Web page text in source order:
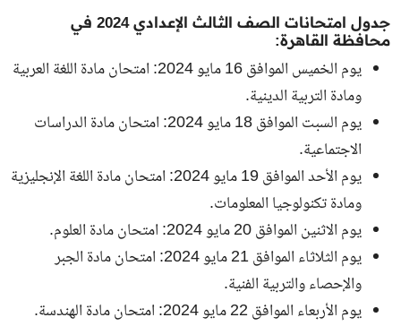
جدول امتحانات الصف الثالث الإعدادي 2024 في
محافظة القاهرة:
يوم الخميس الموافق 16 مايو 2024: امتحان مادة اللغة العربية
ومادة التربية الدينية.
يوم السبت الموافق 18 مايو 2024: امتحان مادة الدراسات
الاجتماعية.
يوم الأحد الموافق 19 مايو 2024: امتحان مادة اللغة الإنجليزية
ومادة تكنولوجيا المعلومات.
يوم الاثنين الموافق 20 مايو 2024: امتحان مادة العلوم.
يوم الثلاثاء الموافق 21 مايو 2024: امتحان مادة الجبر
والإحصاء والتربية الفنية.
يوم الأربعاء الموافق 22 مايو 2024: امتحان مادة الهندسة.